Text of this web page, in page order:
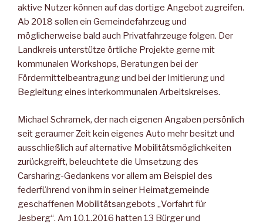
aktive Nutzer können auf das dortige Angebot zugreifen.
Ab 2018 sollen ein Gemeindefahrzeug und
möglicherweise bald auch Privatfahrzeuge folgen. Der
Landkreis unterstütze örtliche Projekte gerne mit
kommunalen Workshops, Beratungen bei der
Fördermittelbeantragung und bei der Imitierung und
Begleitung eines interkommunalen Arbeitskreises.
Michael Schramek, der nach eigenen Angaben persönlich
seit geraumer Zeit kein eigenes Auto mehr besitzt und
ausschließlich auf alternative Mobilitätsmöglichkeiten
zurückgreift, beleuchtete die Umsetzung des
Carsharing-Gedankens vor allem am Beispiel des
federführend von ihm in seiner Heimatgemeinde
geschaffenen Mobilitätsangebots „Vorfahrt für
Jesberg“. Am 10.1.2016 hatten 13 Bürger und